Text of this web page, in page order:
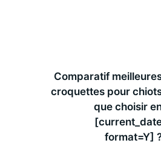
Comparatif
croquettes pour
que choisir
format=Y]